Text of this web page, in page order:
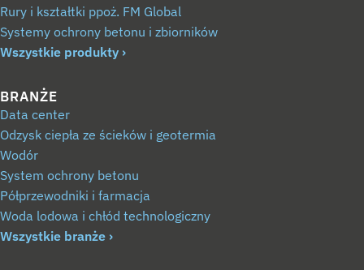
Rury i kształtki ppoż. FM Global
Systemy ochrony betonu i zbiorników
Wszystkie produkty
BRANŻE
Data center
Odzysk ciepła ze ścieków i geotermia
Wodór
System ochrony betonu
Półprzewodniki i farmacja
Woda lodowa i chłód technologiczny
Wszystkie branże